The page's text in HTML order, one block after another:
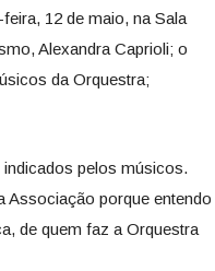
12 de maio, na Sala
Alexandra Caprioli; o
da Orquestra;
pelos músicos.
Associação porque entendo
de quem faz a Orquestra